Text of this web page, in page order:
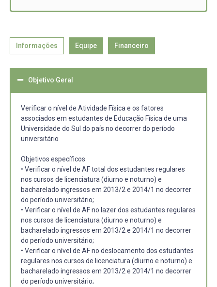
Informações Equipe Financeiro
Objetivo Geral
Verificar o nível de Atividade Física e os fatores
associados em estudantes de Educação Física de uma
Universidade do Sul do país no decorrer do período
universitário
Objetivos específicos
• Verificar o nível de AF total dos estudantes regulares
nos cursos de licenciatura (diurno e noturno) e
bacharelado ingressos em 2013/2 e 2014/1 no decorrer
do período universitário;
• Verificar o nível de AF no lazer dos estudantes regulares
nos cursos de licenciatura (diurno e noturno) e
bacharelado ingressos em 2013/2 e 2014/1 no decorrer
do período universitário;
• Verificar o nível de AF no deslocamento dos estudantes
regulares nos cursos de licenciatura (diurno e noturno) e
bacharelado ingressos em 2013/2 e 2014/1 no decorrer
do período universitário;